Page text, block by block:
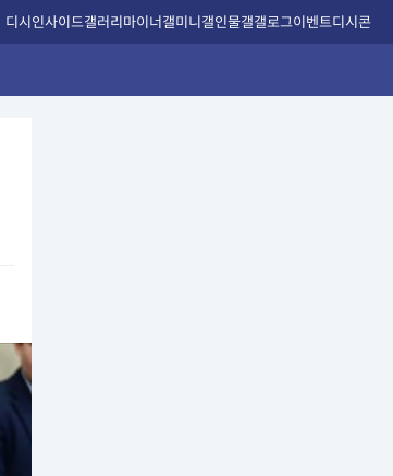
디시인사이드갤러리마이너갤미니갤인물갤갤로그이벤트디시콘